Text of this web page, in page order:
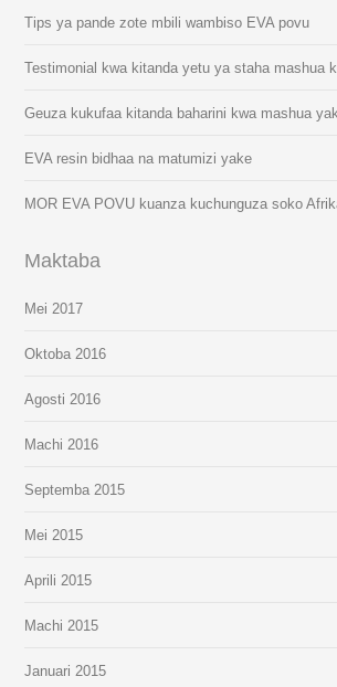
Tips ya pande zote mbili wambiso EVA povu
Testimonial kwa kitanda yetu ya staha mashua
Geuza kukufaa kitanda baharini kwa mashua
EVA resin bidhaa na matumizi yake
MOR EVA POVU kuanza kuchunguza soko
Maktaba
Mei 2017
Oktoba 2016
Agosti 2016
Machi 2016
Septemba 2015
Mei 2015
Aprili 2015
Machi 2015
Januari 2015